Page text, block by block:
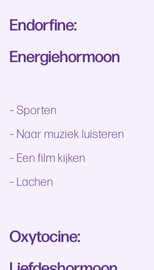
Endorfine:
Energiehormoon
– Sporten
– Naar muziek luisteren
– Een film kijken
– Lachen
Oxytocine: